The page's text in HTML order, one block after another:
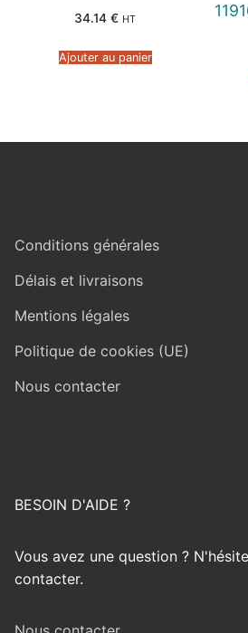
34.14 € HT
Ajouter au panier
Conditions générales
Délais et livraisons
Mentions légales
Politique de cookies (UE)
Nous contacter
BESOIN D'AIDE ?
Vous avez une question ?
contacter.